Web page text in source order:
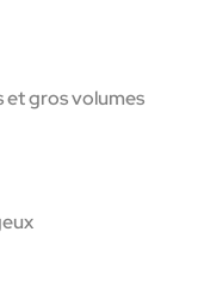
gros volumes